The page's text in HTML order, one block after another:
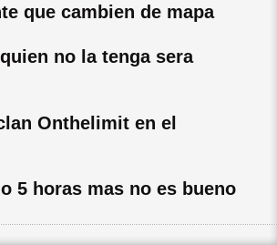
que cambien de mapa
no la tenga sera
Onthelimit en el
5 horas mas no es bueno